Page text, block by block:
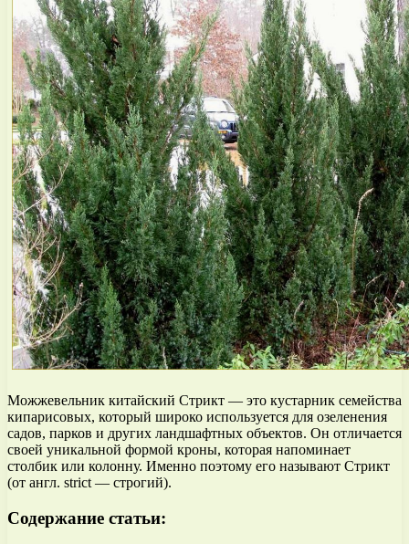
Можжевельник китайский Стрикт — это кустарник семейства
кипарисовых, который широко используется для озеленения
садов, парков и других ландшафтных объектов. Он отличается
своей уникальной формой кроны, которая напоминает
столбик или колонну. Именно поэтому его называют Стрикт
(от англ. strict — строгий).
Содержание статьи: